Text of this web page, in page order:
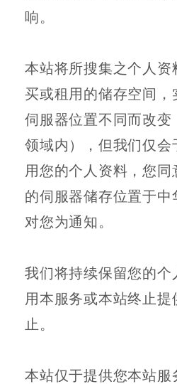
响。
本站将所搜集之个人资
买或租用的储存空间，
伺服器位置不同而改变
领域内），但我们仅会
用您的个人资料，您
的伺服器储存位置于
对您为通知。
我们将持续保留您的个
用本服务或本站终止
止。
本站仅于提供您本站